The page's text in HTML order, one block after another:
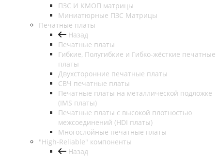
ПЗС И КМОП матрицы
Миниатюрные ПЗС Матрицы
Печатные платы
Назад
Печатные платы
Гибкие, Полугибкие и Гибко-жёсткие печатные
платы
Двухсторонние печатные платы
СВЧ печатные платы
Печатные платы на металлической подложке
(IMS платы)
Печатные платы с высокой плотностью
межсоединений (HDI платы)
Многослойные печатные платы
"High-Reliable" компоненты
Назад